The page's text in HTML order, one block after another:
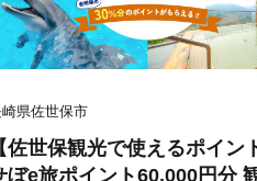
県佐世保市
佐世保観光で使えるポイン
ぼe旅ポイント60,000円分